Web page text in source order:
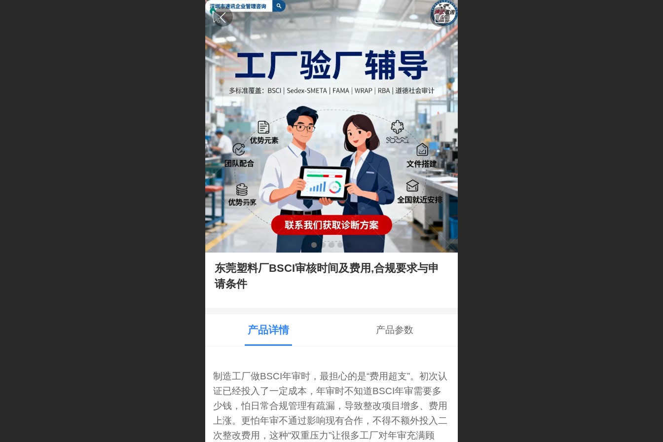
东莞塑料厂BSCI审核时间及费用,合规要求与申
请条件
产品详情 产品参数
制造工厂做BSCI年审时，最担心的是“费用超支”。初次认
证已经投入了一定成本，年审时不知道BSCI年审需要多
少钱，怕日常合规管理有疏漏，导致整改项目增多、费用
上涨。更怕年审不通过影响现有合作，不得不额外投入二
次整改费用，这种“双重压力”让很多工厂对年审充满顾